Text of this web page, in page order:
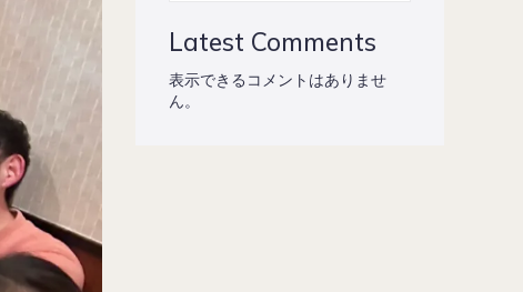
Latest Comments
表示できるコメントはありませ
ん。